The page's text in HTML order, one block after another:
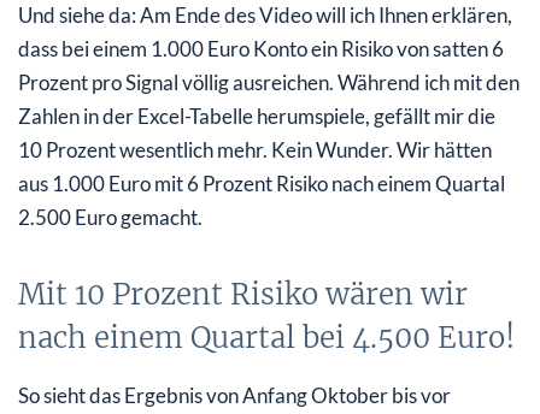
Und siehe da: Am Ende des Video will ich Ihnen erklären,
dass bei einem 1.000 Euro Konto ein Risiko von satten 6
Prozent pro Signal völlig ausreichen. Während ich mit den
Zahlen in der Excel-Tabelle herumspiele, gefällt mir die
10 Prozent wesentlich mehr. Kein Wunder. Wir hätten
aus 1.000 Euro mit 6 Prozent Risiko nach einem Quartal
2.500 Euro gemacht.
Mit 10 Prozent Risiko wären wir
nach einem Quartal bei 4.500 Euro!
So sieht das Ergebnis von Anfang Oktober bis vor